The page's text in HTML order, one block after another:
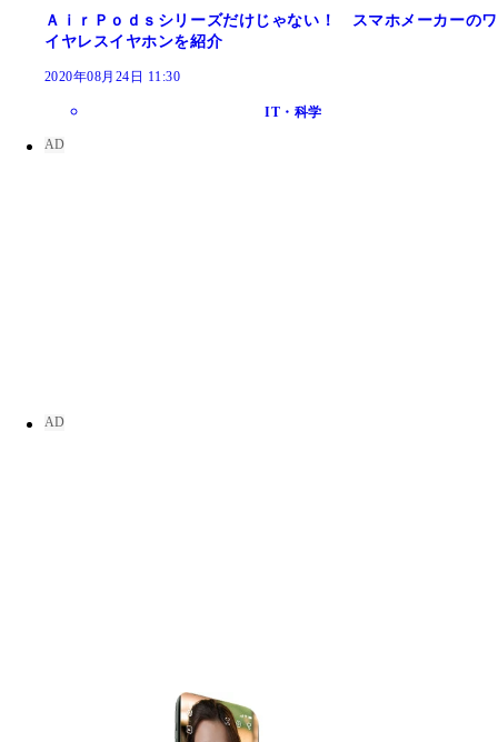
ＡｉｒＰｏｄｓシリーズだけじゃない！ スマホメーカーのワ
イヤレスイヤホンを紹介
2020年08月24日 11:30
IT・科学